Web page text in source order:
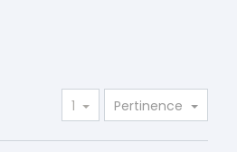
1 Pertinence